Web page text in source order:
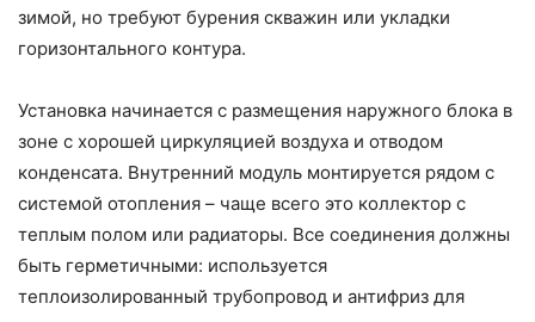
зимой, но требуют бурения скважин или укладки
горизонтального контура.
Установка начинается с размещения наружного блока в
зоне с хорошей циркуляцией воздуха и отводом
конденсата. Внутренний модуль монтируется рядом с
системой отопления – чаще всего это коллектор с
теплым полом или радиаторы. Все соединения должны
быть герметичными: используется
теплоизолированный трубопровод и антифриз для